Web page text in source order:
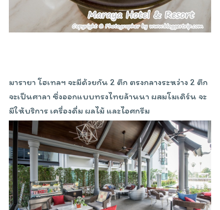
มารายา โฮเทลฯ จะมีด้วยกัน 2 ตึก ตรงกลางระหว่าง 2 ตึก
จะเป็นศาลา ซึ่งออกแบบทรงไทยล้านนา ผสมโมเดิร์น จะ
มีให้บริการ เครื่องดื่ม ผลไม้ และไอศกรีม